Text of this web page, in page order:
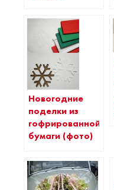
Новогодние
поделки из
гофрированной
бумаги (фото)